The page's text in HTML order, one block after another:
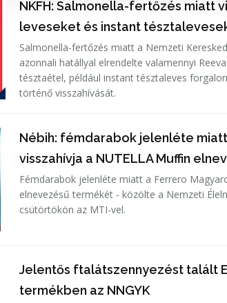
NKFH: Salmonella-fertőzés miatt
leveseket és instant
Salmonella-fertőzés miatt a Nemzeti
azonnali hatállyal elrendelte valamennyi
tésztaétel, például instant tésztaleves
történő visszahívását.
Nébih: fémdarabok jelenléte
visszahívja a NUTELLA Muffin
Fémdarabok jelenléte miatt a Ferrero
elnevezésű termékét - közölte a Nemzeti
csütörtökön az MTI-vel.
Jelentős ftalátszennyezést talált
termékben az NNGYK